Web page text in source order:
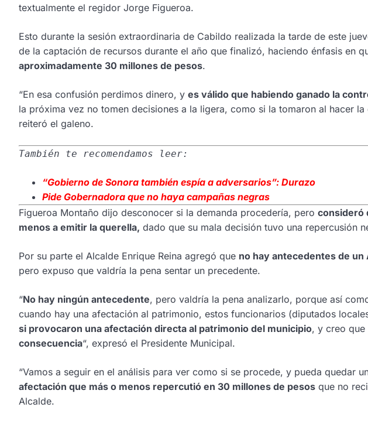
textualmente el regidor Jorge Figueroa.
Esto durante la sesión extraordinaria de Cabildo realizada la tarde de este
de la captación de recursos durante el año que finalizó, haciendo énfasis en
aproximadamente 30 millones de pesos.
“En esa confusión perdimos dinero, y es válido que habiendo ganado la
la próxima vez no tomen decisiones a la ligera, como si la tomaron al hacer la
reiteró el galeno.
También te recomendamos leer:
“Gobierno de Sonora también espía a adversarios”: Durazo
Pide Gobernadora que no haya campañas negras
Figueroa Montaño dijo desconocer si la demanda procedería, pero consideró
menos a emitir la querella, dado que su mala decisión tuvo una repercusión
Por su parte el Alcalde Enrique Reina agregó que no hay antecedentes de
pero expuso que valdría la pena sentar un precedente.
“No hay ningún antecedente, pero valdría la pena analizarlo, porque así
cuando hay una afectación al patrimonio, estos funcionarios (diputados
si provocaron una afectación directa al patrimonio del municipio, y creo que
consecuencia“, expresó el Presidente Municipal.
“Vamos a seguir en el análisis para ver como si se procede, y pueda quedar
afectación que más o menos repercutió en 30 millones de pesos que no
Alcalde.